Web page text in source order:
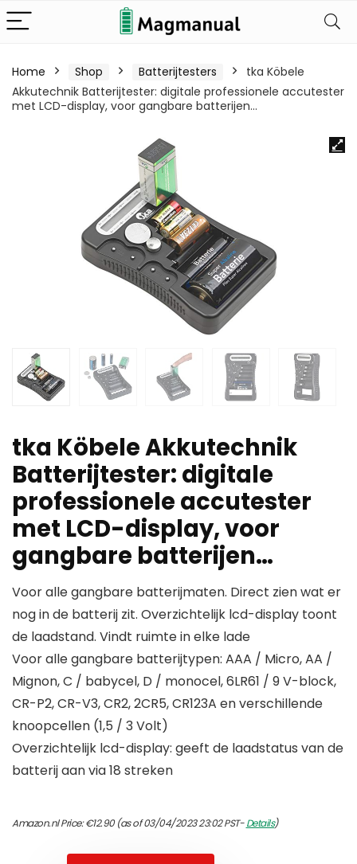
Home Shop Batterijtesters
tka Köbele
Akkutechnik Batterijtester: digitale professionele accutester
met LCD-display, voor gangbare batterijen…
tka Köbele Akkutechnik
Batterijtester: digitale
professionele accutester
met LCD-display, voor
gangbare batterijen…
Voor alle gangbare batterijmaten. Direct zien wat er
nog in de batterij zit. Overzichtelijk lcd-display toont
de laadstand. Vindt ruimte in elke lade
Voor alle gangbare batterijtypen: AAA / Micro, AA /
Mignon, C / babycel, D / monocel, 6LR61 / 9 V-block,
CR-P2, CR-V3, CR2, 2CR5, CR123A en verschillende
knoopcellen (1,5 / 3 Volt)
Overzichtelijk lcd-display: geeft de laadstatus van de
batterij aan via 18 streken
Amazon.nl Price:€12.90(as of 03/04/2023 23:02 PST-Details)